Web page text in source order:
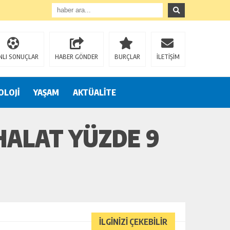
SONUÇLAR HABER GÖNDER BURÇLAR İLETİŞİM
YAŞAM AKTÜALİTE
YÜZDE 9
İLGİNİZİ ÇEKEBİLİR